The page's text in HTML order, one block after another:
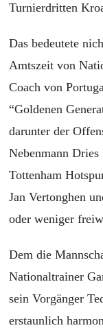
Turnierdritten
Das bedeutete
Amtszeit von
Coach von
“Goldenen
darunter der
Nebenmann
Tottenham
Jan Vertonghen
oder weniger
Dem die
Nationaltrainer
sein Vorgänger
erstaunlich